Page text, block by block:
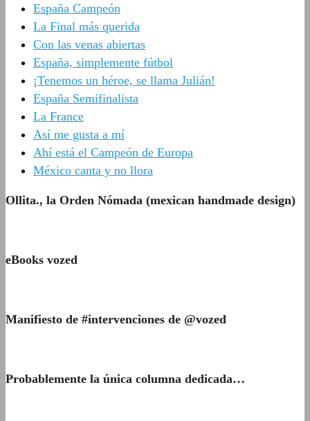
España Campeón
La Final más querida
Con las venas abiertas
España, simplemente fútbol
¡Tenemos un héroe, se llama Julián!
España Semifinalista
La France
Así me gusta a mí
Ahí está el Campeón de Europa
México canta y no llora
Ollita., la Orden Nómada (mexican handmade design)
eBooks vozed
Manifiesto de #intervenciones de @vozed
Probablemente la única columna dedicada…